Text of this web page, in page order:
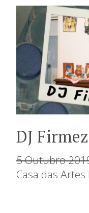
DJ
5 Outubro
Casa das